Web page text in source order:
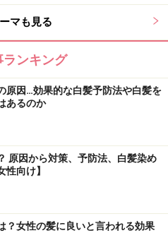
マも見る
ランキング
原因…効果的な白髪予防法や白髪を
あるのか
原因から対策、予防法、白髪染め
性向け】
？女性の髪に良いと言われる効果